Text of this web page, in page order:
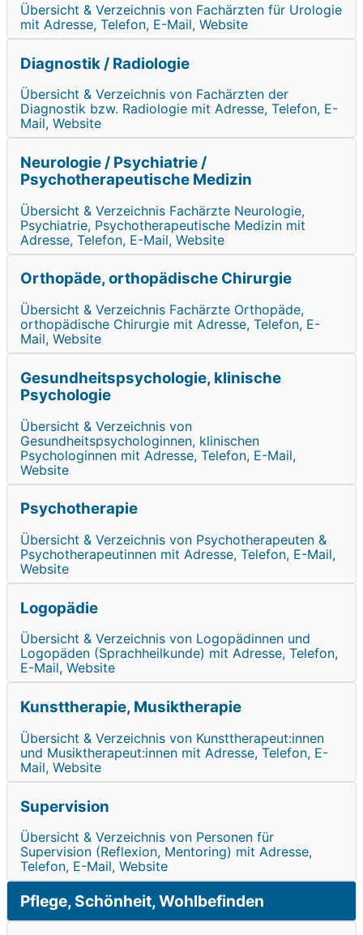
Übersicht & Verzeichnis von Fachärzten für Urologie
mit Adresse, Telefon, E-Mail, Website
Diagnostik / Radiologie
Übersicht & Verzeichnis von Fachärzten der
Diagnostik bzw. Radiologie mit Adresse, Telefon, E-
Mail, Website
Neurologie / Psychiatrie /
Psychotherapeutische Medizin
Übersicht & Verzeichnis Fachärzte Neurologie,
Psychiatrie, Psychotherapeutische Medizin mit
Adresse, Telefon, E-Mail, Website
Orthopäde, orthopädische Chirurgie
Übersicht & Verzeichnis Fachärzte Orthopäde,
orthopädische Chirurgie mit Adresse, Telefon, E-
Mail, Website
Gesundheitspsychologie, klinische
Psychologie
Übersicht & Verzeichnis von
Gesundheitspsychologinnen, klinischen
Psychologinnen mit Adresse, Telefon, E-Mail,
Website
Psychotherapie
Übersicht & Verzeichnis von Psychotherapeuten &
Psychotherapeutinnen mit Adresse, Telefon, E-Mail,
Website
Logopädie
Übersicht & Verzeichnis von Logopädinnen und
Logopäden (Sprachheilkunde) mit Adresse, Telefon,
E-Mail, Website
Kunsttherapie, Musiktherapie
Übersicht & Verzeichnis von Kunsttherapeut:innen
und Musiktherapeut:innen mit Adresse, Telefon, E-
Mail, Website
Supervision
Übersicht & Verzeichnis von Personen für
Supervision (Reflexion, Mentoring) mit Adresse,
Telefon, E-Mail, Website
Pflege, Schönheit, Wohlbefinden